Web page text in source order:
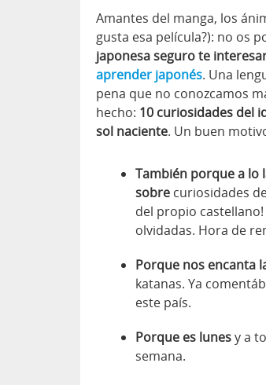
Amantes del manga, los
gusta esa película?): no os
japonesa seguro te
aprender japonés. Una
pena que no conozcamos
hecho: 10 curiosidades del
sol naciente. Un buen
También porque a lo
sobre curiosidades
del propio
olvidadas. Hora de
Porque nos encanta
katanas. Ya
este país.
Porque es lunesy a
semana.